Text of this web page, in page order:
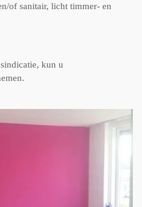
of sanitair, licht timmer- en
kun u